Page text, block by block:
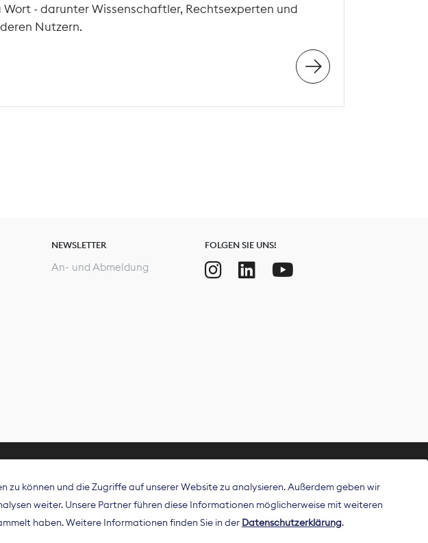
Wort - darunter Wissenschaftler, Rechtsexperten und
Nutzern.
NEWSLETTER
An- und Abmeldung
FOLGEN SIE UNS!
(BDZV) vertritt als
und digitalen Publisher in
können und die Zugriffe auf unserer Website zu analysieren. Außerdem geben wir
weiter. Unsere Partner führen diese Informationen möglicherweise mit weiteren
haben. Weitere Informationen finden Sie in der Datenschutzerklärung.